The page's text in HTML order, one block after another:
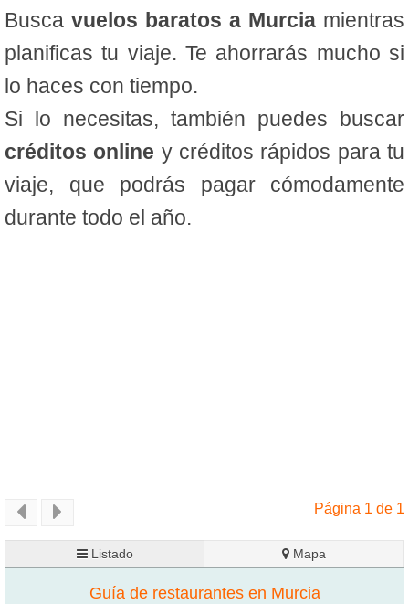
Busca vuelos baratos a Murcia mientras
planificas tu viaje. Te ahorrarás mucho si
lo haces con tiempo.
Si lo necesitas, también puedes buscar
créditos online y créditos rápidos para tu
viaje, que podrás pagar cómodamente
durante todo el año.
Página 1 de 1
Listado Mapa
Guía de restaurantes en Murcia